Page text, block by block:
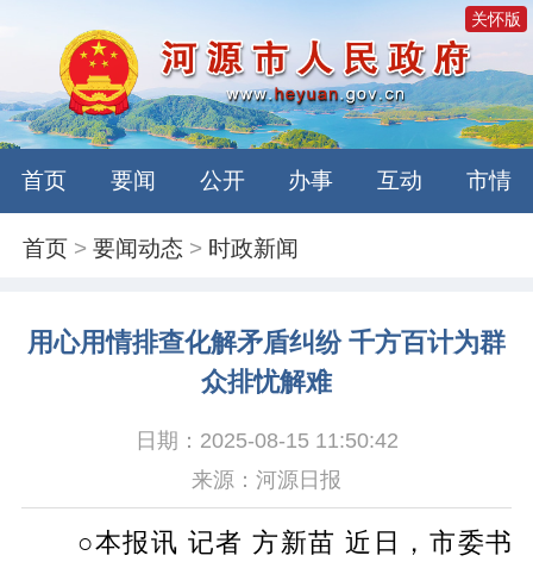
关怀版
首页 要闻 公开 办事 互动 市情
首页 >要闻动态 > 时政新闻
用心用情排查化解矛盾纠纷 千方百计为群
众排忧解难
日期：2025-08-15 11:50:42
来源：河源日报
○本报讯 记者 方新苗 近日，市委书